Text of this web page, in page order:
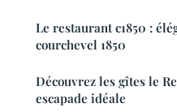
Le restaurant c1850 :
courchevel 1850
Découvrez les gîtes le
escapade idéale